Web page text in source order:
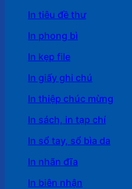
In tiêu đề thư
In phong bì
In kẹp file
In giấy ghi chú
In thiệp chúc mừng
In sách, in tạp chí
In sổ tay, sổ bìa da
In nhãn đĩa
In biên nhận